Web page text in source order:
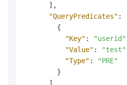
] ,
"QueryPredicates" :
{
"Key" : "userid"
"Value" : "test"
"Type" :
"PRE"
}
]